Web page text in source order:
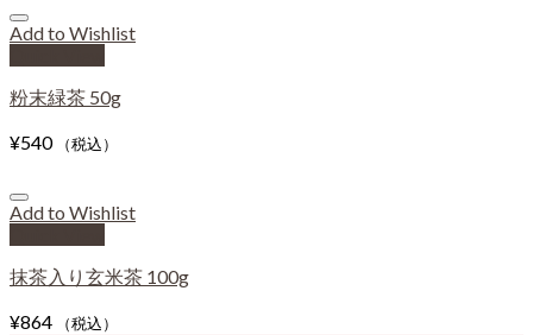
Add to Wishlist
粉末緑茶 50g
¥540 （税込）
Add to Wishlist
抹茶入り玄米茶 100g
¥864 （税込）